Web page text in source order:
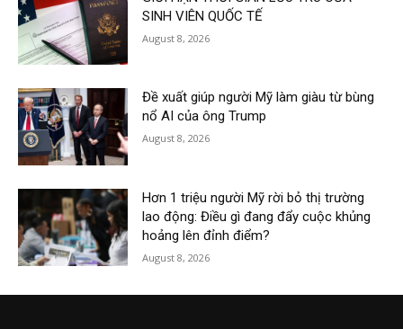
SINH VIÊN QUỐC TẾ
August 8, 2026
Đề xuất giúp người Mỹ làm giàu từ bùng
nổ AI của ông Trump
August 8, 2026
Hơn 1 triệu người Mỹ rời bỏ thị trường
lao động: Điều gì đang đẩy cuộc khủng
hoảng lên đỉnh điểm?
August 8, 2026